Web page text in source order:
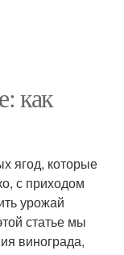
как
ягод, которые
с приходом
урожай
статье мы
винограда,